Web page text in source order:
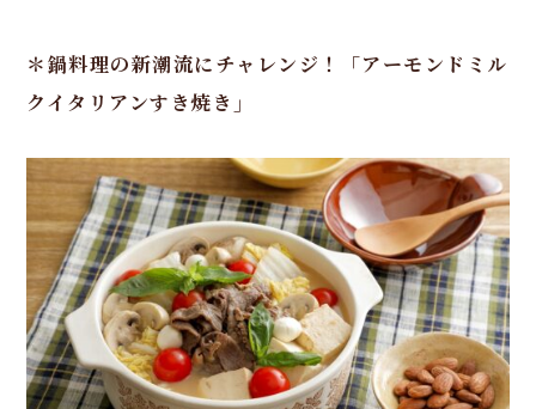
＊鍋料理の新潮流にチャレンジ！「アーモンドミル
クイタリアンすき焼き」